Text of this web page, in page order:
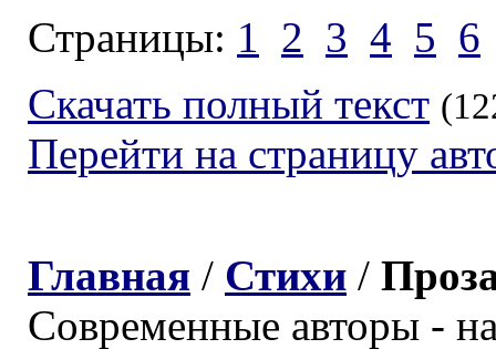
Страницы: 1 2 3 4 5 6
Скачать полный текст
Перейти на страницу
Главная / Стихи /
Современные авторы -